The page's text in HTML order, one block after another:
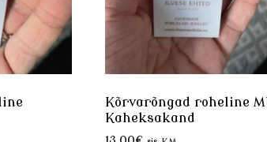
Kõrvarõngad roheline
Kaheksakand